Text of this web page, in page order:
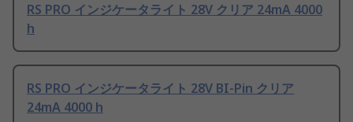
RS PRO インジケータライト 28V クリア 24mA 4000
h
RS PRO インジケータライト 28V BI-Pin クリア
24mA 4000 h